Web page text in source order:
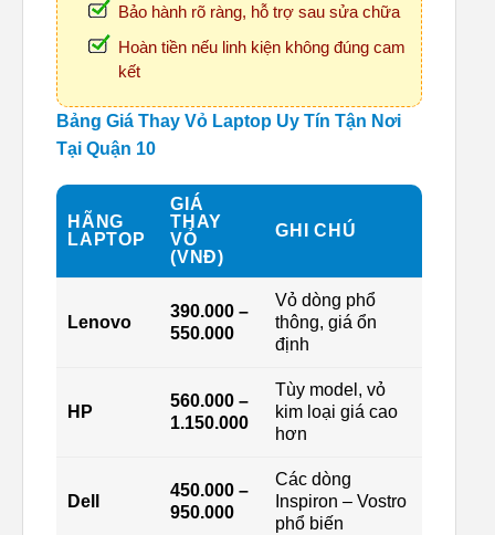
Bảo hành rõ ràng, hỗ trợ sau sửa chữa
Hoàn tiền nếu linh kiện không đúng cam
kết
Bảng Giá Thay Vỏ Laptop Uy Tín Tận Nơi
Tại Quận 10
HÃNG
LAPTOP
GIÁ
THAY
VỎ
(VNĐ)
GHI CHÚ
Lenovo
390.000 –
550.000
Vỏ dòng phổ
thông, giá ổn
định
HP
560.000 –
1.150.000
Tùy model, vỏ
kim loại giá cao
hơn
Dell
450.000 –
950.000
Các dòng
Inspiron – Vostro
phổ biến